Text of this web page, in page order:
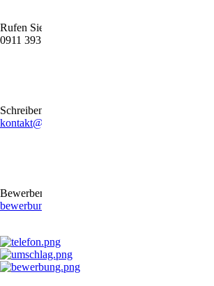
Rufen Sie uns gerne an
0911 39372790
Schreiben Sie uns gerne eine E-Mail
kontakt@stb-becker-zeiler.de
Bewerben Sie sich online oder per E-Mail
bewerbung@stb-becker-zeiler.de